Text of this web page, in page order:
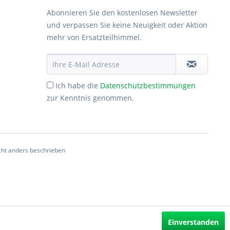
Abonnieren Sie den kostenlosen Newsletter
und verpassen Sie keine Neuigkeit oder Aktion
mehr von Ersatzteilhimmel.
Ich habe die Datenschutzbestimmungen
zur Kenntnis genommen.
anders beschrieben
Einverstanden